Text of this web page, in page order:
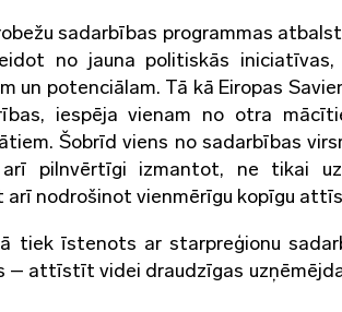
sadarbības programmas
no jauna politiskās
potenciālam. Tā kā Eiropas
iespēja vienam no otra
Šobrīd viens no sadarbības
pilnvērtīgi izmantot, ne tikai
nodrošinot vienmērīgu kopīgu
tiek īstenots ar starpreģionu
– attīstīt videi draudzīgas